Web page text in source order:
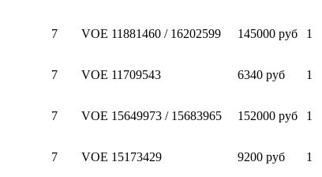
7 VOE 11881460 / 16202599 145000 руб 1
7 VOE 11709543 6340 руб 1
7 VOE 15649973 / 15683965 152000 руб 1
7 VOE 15173429 9200 руб 1